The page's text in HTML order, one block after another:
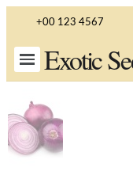
+00 123 4567
Exotic